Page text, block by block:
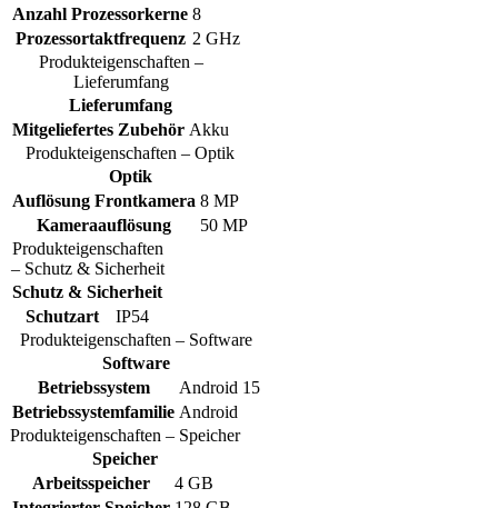
Anzahl Prozessorkerne 8
Prozessortaktfrequenz 2 GHz
Produkteigenschaften –
Lieferumfang
Lieferumfang
Mitgeliefertes Zubehör Akku
Produkteigenschaften – Optik
Optik
Auflösung Frontkamera 8 MP
Kameraauflösung
50 MP
Produkteigenschaften
– Schutz & Sicherheit
Schutz & Sicherheit
Schutzart
IP54
Produkteigenschaften – Software
Software
Betriebssystem
Android 15
Betriebssystemfamilie Android
Produkteigenschaften – Speicher
Speicher
Arbeitsspeicher
4 GB